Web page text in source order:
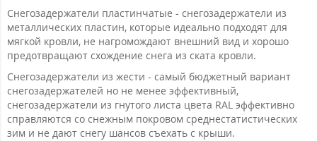
Снегозадержатели пластинчатые - снегозадержатели из
металлических пластин, которые идеально подходят для
мягкой кровли, не нагромождают внешний вид и хорошо
предотвращают схождение снега из ската кровли.
Снегозадержатели из жести - самый бюджетный вариант
снегозадержателей но не менее эффективный,
снегозадержатели из гнутого листа цвета RAL эффективно
справляются со снежным покровом среднестатистических
зим и не дают снегу шансов съехать с крыши.